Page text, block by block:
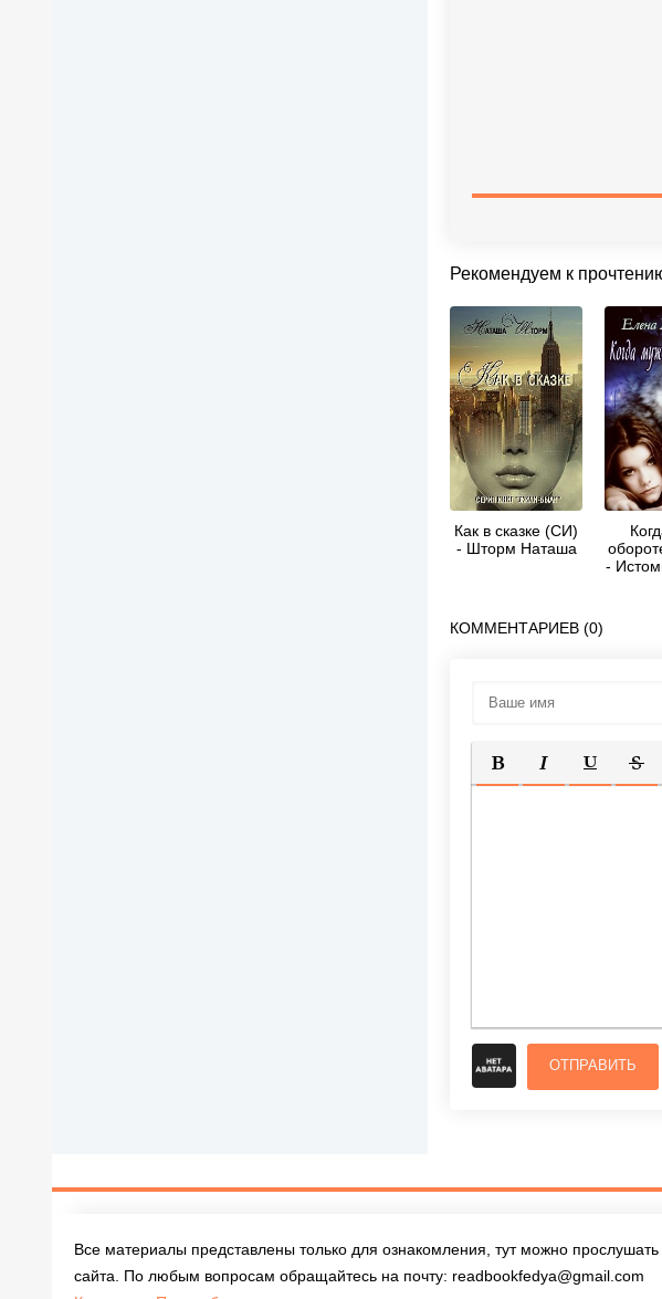
Рекомендуем к
Как в сказке (СИ)
- Шторм Наташа
-
КОММЕНТАРИЕВ (0)
ПОЛУЖИРНЫЙ
КУРСИВ
ОТПРАВИТЬ
Все материалы представлены только для ознакомления, тут можно
сайта. По любым вопросам обращайтесь на почту: readbookfedya@gmail.com